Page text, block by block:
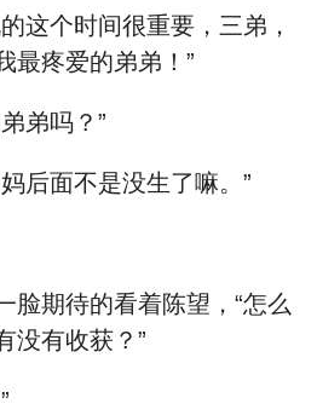
这个时间很重要，三弟，
最疼爱的弟弟！”
弟吗？”
后面不是没生了嘛。”
脸期待的看着陈望，“怎么
没有收获？”